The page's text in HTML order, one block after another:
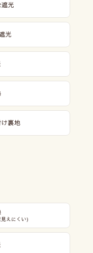
光
光
裏地
えにくい)